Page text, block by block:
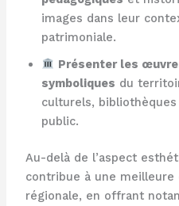
images dans leur
patrimoniale.
Présenter les
symboliques du
culturels,
public.
Au-delà de l’aspect
contribue à une meilleure
régionale, en offrant